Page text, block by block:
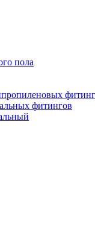
пола
фитингов